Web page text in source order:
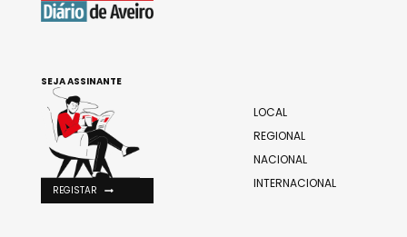
LOCAL
REGIONAL
NACIONAL
INTERNACIONAL
SEJA ASSINANTE
REGISTAR